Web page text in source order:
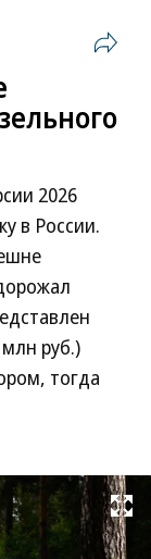
2026
в России.
руб.)
тогда
Развернуть